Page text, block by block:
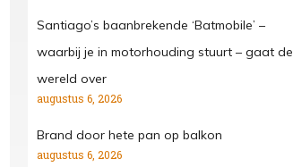
Santiago’s baanbrekende ‘Batmobile’ –
waarbij je in motorhouding stuurt – gaat de
wereld over
augustus 6, 2026
Brand door hete pan op balkon
augustus 6, 2026